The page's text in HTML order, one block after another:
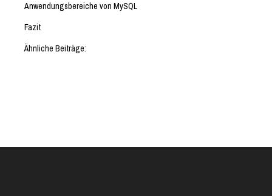
Anwendungsbereiche von MySQL
Fazit
Ähnliche Beiträge: